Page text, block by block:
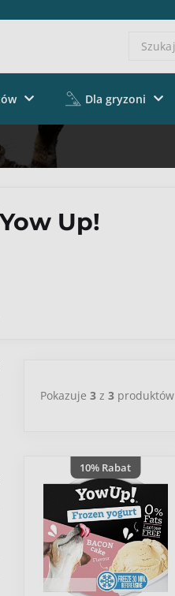
Dla gryzoni
Yow Up!
Pokazuje 3z 3produktów
10% Rabat